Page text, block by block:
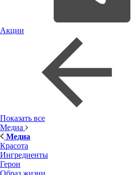
Акции
Показать все
Медиа
Медиа
Красота
Ингредиенты
Герои
Образ жизни